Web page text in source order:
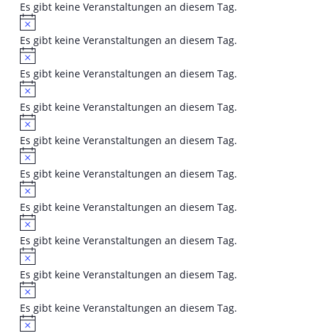
Es gibt keine Veranstaltungen an diesem Tag.
Hinweis
Es gibt keine Veranstaltungen an diesem Tag.
Hinweis
Es gibt keine Veranstaltungen an diesem Tag.
Hinweis
Es gibt keine Veranstaltungen an diesem Tag.
Hinweis
Es gibt keine Veranstaltungen an diesem Tag.
Hinweis
Es gibt keine Veranstaltungen an diesem Tag.
Hinweis
Es gibt keine Veranstaltungen an diesem Tag.
Hinweis
Es gibt keine Veranstaltungen an diesem Tag.
Hinweis
Es gibt keine Veranstaltungen an diesem Tag.
Hinweis
Es gibt keine Veranstaltungen an diesem Tag.
Hinweis